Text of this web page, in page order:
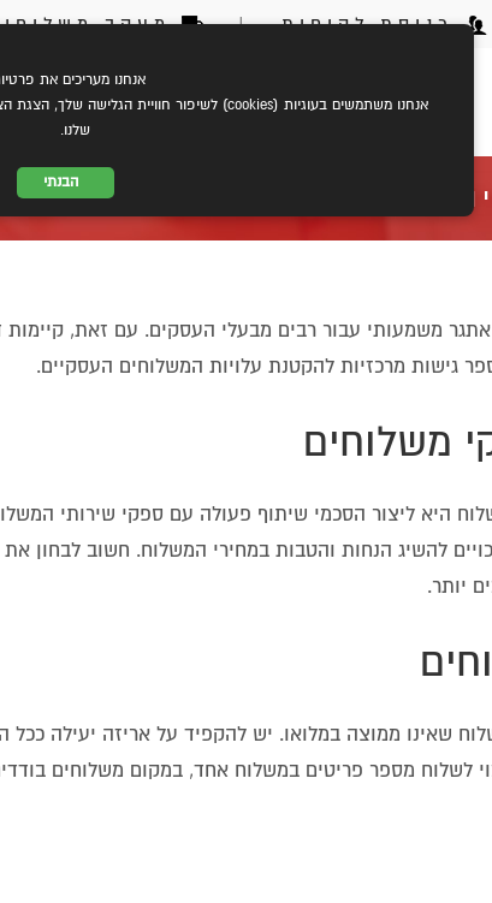
כניסת לקוחות| מעקב
ראשי קצת עלינו eCommerce שירותי
המשלוח בעסק
משמעותי עבור רבים מבעלי העסקים. עם זאת, קיימות
גישות מרכזיות להקטנת עלויות המשלוחים העסקיים.
משלוחים
היא ליצור הסכמי שיתוף פעולה עם ספקי שירותי
להשיג הנחות והטבות במחירי המשלוח. חשוב לבחון
יותר.
שאינו ממוצה במלואו. יש להקפיד על אריזה יעילה ככל
לשלוח מספר פריטים במשלוח אחד, במקום משלוחים
אנחנו מעריכים את
אנחנו משתמשים בעוגיות (cookies) לשיפור חוויית הגלישה שלך, הצגת הצעות מותאמות ועוד. כמפורט ב
שלנו.
הבנתי